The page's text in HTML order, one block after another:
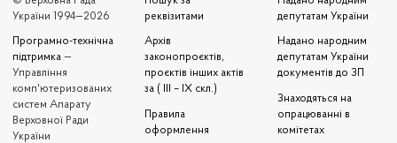
України 1994—2026
Програмно-технічна
підтримка —
Управління
комп'ютеризованих
систем Апарату
Верховної Ради
України
реквізитами
Архів
законопроєктів,
проєктів інших актів
за ( III – IX скл.)
Правила
оформлення
депутатам України
Надано народним
депутатам України
документів до ЗП
Знаходяться на
опрацюванні в
комітетах